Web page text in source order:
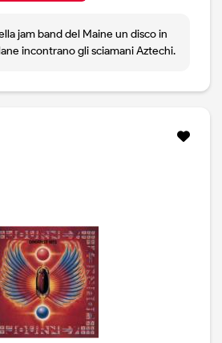
jam band del Maine un disco in
incontrano gli sciamani Aztechi.